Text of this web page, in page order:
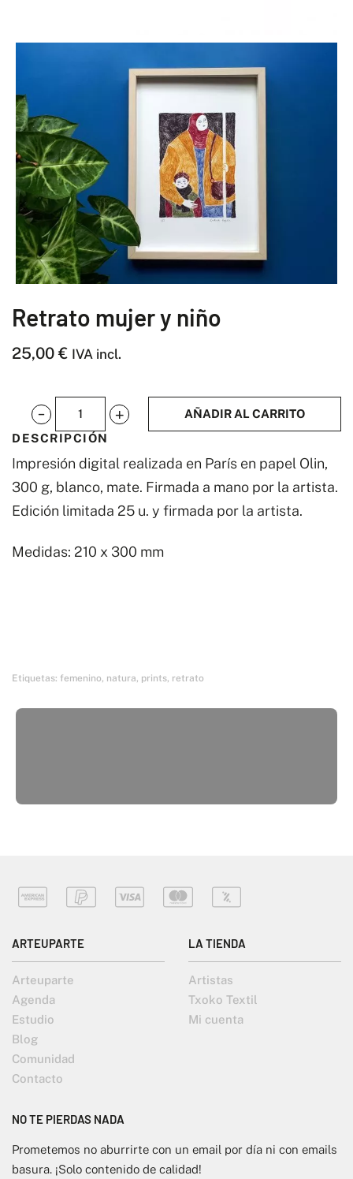
Retrato mujer y niño
25,00€ IVA incl.
Retrato
mujer
y
niño
cantidad
AÑADIR AL CARRITO
DESCRIPCIÓN
Impresión digital realizada en París en papel Olin,
300 g, blanco, mate. Firmada a mano por la artista.
Edición limitada 25 u. y firmada por la artista.
Medidas: 210 x 300 mm
Etiquetas: femenino, natura, prints, retrato
ARTEUPARTE
Arteuparte
Agenda
Estudio
Blog
Comunidad
Contacto
LA TIENDA
Artistas
Txoko Textil
Mi cuenta
NO TE PIERDAS NADA
Prometemos no aburrirte con un email por día ni con emails
basura. ¡Solo contenido de calidad!